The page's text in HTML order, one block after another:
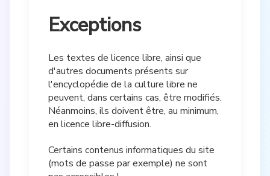
Exceptions
Les textes de licence libre, ainsi que
d'autres documents présents sur
l'encyclopédie de la culture libre ne
peuvent, dans certains cas, être modifiés.
Néanmoins, ils doivent être, au minimum,
en licence libre-diffusion.
Certains contenus informatiques du site
(mots de passe par exemple) ne sont